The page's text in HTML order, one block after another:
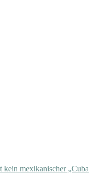
kein mexikanischer „Cuba